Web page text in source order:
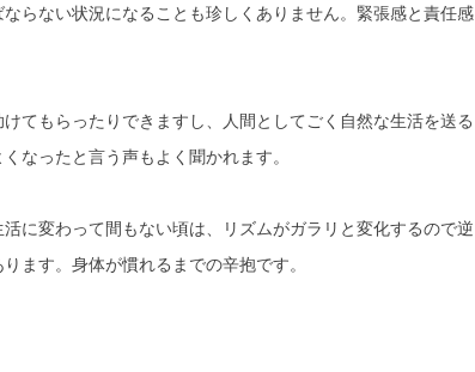
らない状況になることも珍しくありません。緊張感と責任感
てもらったりできますし、人間としてごく自然な生活を送る
なったと言う声もよく聞かれます。
に変わって間もない頃は、リズムがガラリと変化するので逆
ます。身体が慣れるまでの辛抱です。